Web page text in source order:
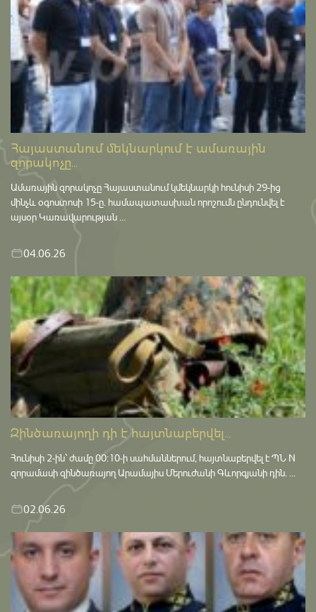
Հայաստանում մեկնարկում է ամառային
զորակոչը...
Ամառային զորակոչը Հայաստանում կմեկնարկի հունիսի 29-ից
մինչև օգոստոսի 15-ը․ համապատասխան որոշումն ընդունվել է
այսօր Կառավարության ...
04.06.26
Զինծառայողի դի է հայտնաբերվել...
Հունիսի 2-ին՝ ժամը 00:10-ի սահմաններում, հայտնաբերվել է ՊՆ N
զորամասի զինծառայող Արամայիս Մերուժանի Գևորգյանի դին. ...
02.06.26